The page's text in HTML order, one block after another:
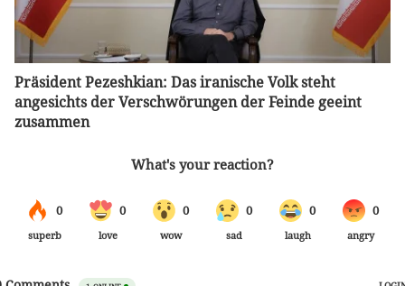
Präsident Pezeshkian: Das iranische Volk steht
angesichts der Verschwörungen der Feinde geeint
zusammen